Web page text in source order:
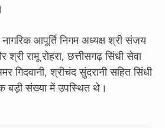
आपूर्ति निगम अध्यक्ष श्री संजय
श्री रामू रोहरा, छत्तीसगढ़ सिंधी सेवा
गिदवानी, श्रीचंद सुंदरानी सहित सिंधी
बड़ी संख्या में उपस्थित थे।